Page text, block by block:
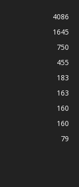
4086
1645
750
455
183
163
160
160
79